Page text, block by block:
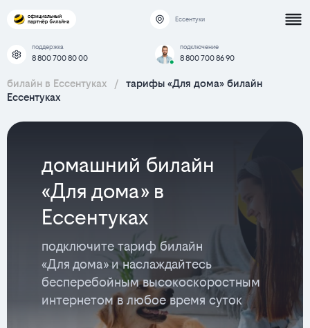
Ессентуки
поддержка
8 800 700 80 00
подключение
8 800 700 86 90
билайн в Ессентуках /
тарифы «Для дома» билайн
Ессентуках
домашний билайн
«Для дома» в
Ессентуках
подключите тариф билайн
«Для дома» и наслаждайтесь
бесперебойным высокоскоростным
интернетом в любое время суток